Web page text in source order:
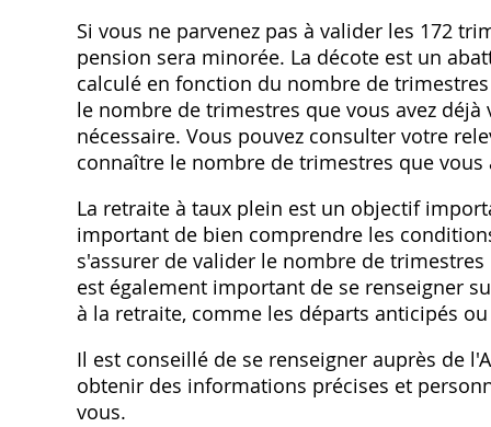
Si vous ne parvenez pas à valider les 172
pension sera minorée. La décote est un
calculé en fonction du nombre de
le nombre de trimestres que vous avez
nécessaire. Vous pouvez consulter votre
connaître le nombre de trimestres que vous
La retraite à taux plein est un objectif
important de bien comprendre les
s'assurer de valider le nombre de
est également important de se renseigner
à la retraite, comme les départs anticipés
Il est conseillé de se renseigner auprès de
obtenir des informations précises et
vous.